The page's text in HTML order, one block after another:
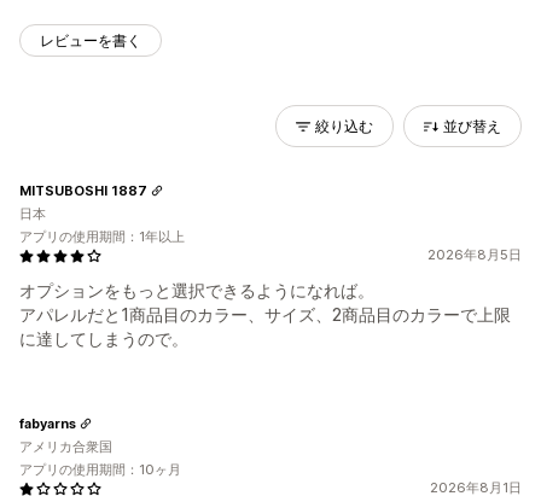
レビューを書く
絞り込む 並び替え
2026年8月5日
オプションをもっと選択できるようになれば。
アパレルだと1商品目のカラー、サイズ、2商品目のカラーで上限
に達してしまうので。
MITSUBOSHI 1887
日本
アプリの使用期間：1年以上
2026年8月1日
fabyarns
アメリカ合衆国
アプリの使用期間：10ヶ月